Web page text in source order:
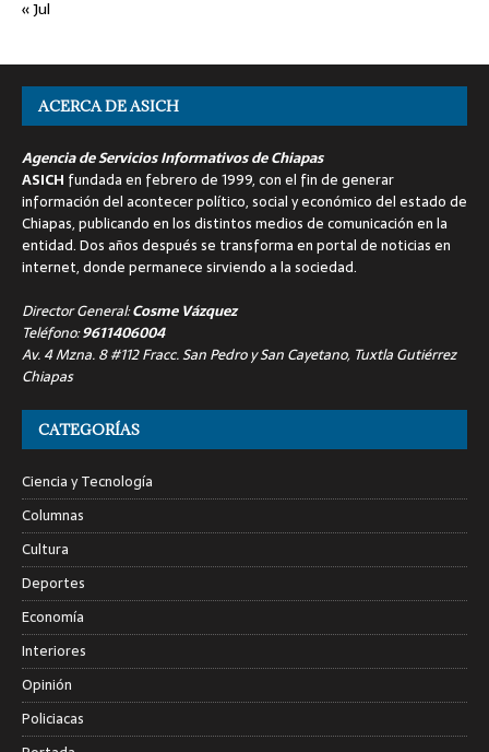
« Jul
ACERCA DE ASICH
Agencia de Servicios Informativos de Chiapas
ASICH fundada en febrero de 1999, con el fin de generar
información del acontecer político, social y económico del estado de
Chiapas, publicando en los distintos medios de comunicación en la
entidad. Dos años después se transforma en portal de noticias en
internet, donde permanece sirviendo a la sociedad.
Director General:Cosme Vázquez
Teléfono:9611406004
Av. 4 Mzna. 8 #112 Fracc. San Pedro y San Cayetano, Tuxtla Gutiérrez
Chiapas
CATEGORÍAS
Ciencia y Tecnología
Columnas
Cultura
Deportes
Economía
Interiores
Opinión
Policiacas